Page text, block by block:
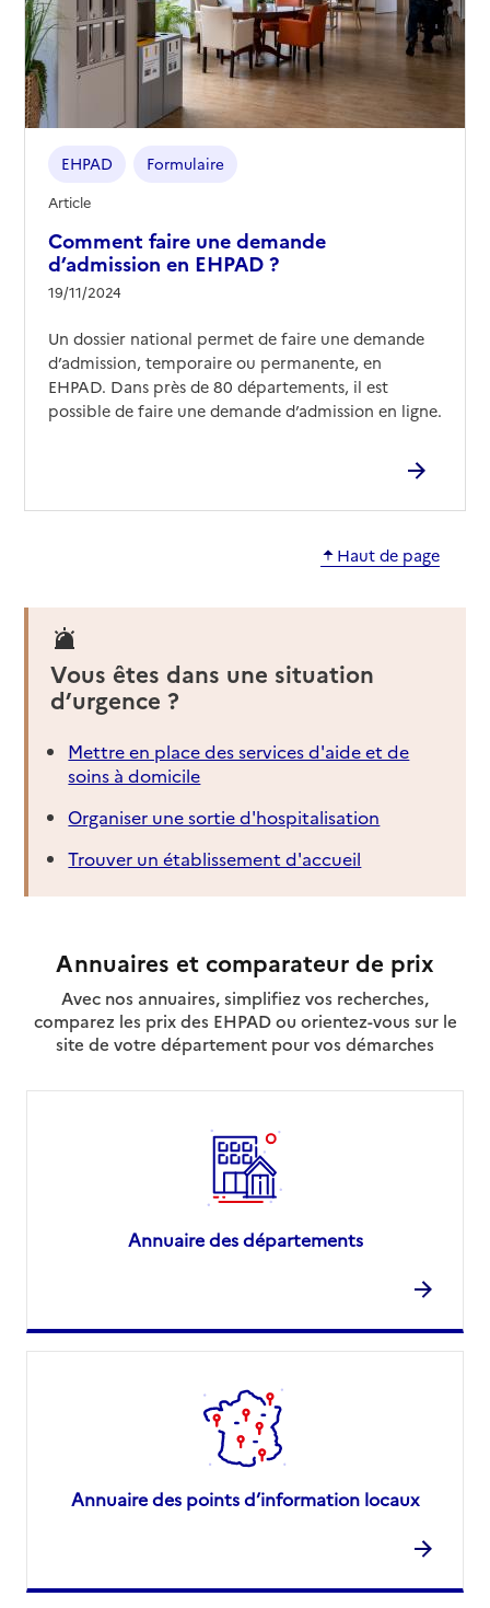
Comment faire une demande
d’admission en EHPAD ?
19/11/2024
EHPAD Formulaire
Article
Un dossier national permet de faire une demande
d’admission, temporaire ou permanente, en
EHPAD. Dans près de 80 départements, il est
possible de faire une demande d’admission en ligne.
Haut de page
Vous êtes dans une situation
d’urgence ?
Mettre en place des services d'aide et de
soins à domicile
Organiser une sortie d'hospitalisation
Trouver un établissement d'accueil
Annuaires et comparateur de prix
Avec nos annuaires, simplifiez vos recherches,
comparez les prix des EHPAD ou orientez-vous sur le
site de votre département pour vos démarches
Annuaire des départements
Annuaire des points d’information locaux